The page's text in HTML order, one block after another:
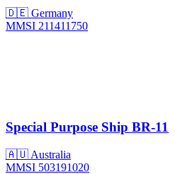
🇩🇪 Germany
MMSI 211411750
Special Purpose Ship BR-11
🇦🇺 Australia
MMSI 503191020